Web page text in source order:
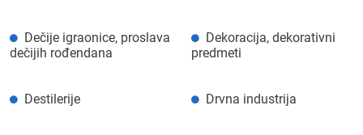
Dečije igraonice, proslava
dečijih rođendana
Dekoracija, dekorativni
predmeti
Destilerije Drvna industrija